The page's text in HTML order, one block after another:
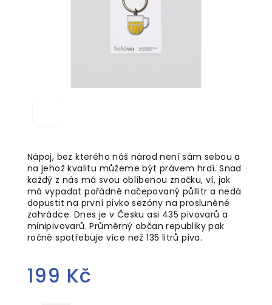
Nápoj, bez kterého náš národ není sám sebou a
na jehož kvalitu můžeme být právem hrdí. Snad
každý z nás má svou oblíbenou značku, ví, jak
má vypadat pořádně načepovaný půllitr a nedá
dopustit na první pivko sezóny na prosluněné
zahrádce. Dnes je v Česku asi 435 pivovarů a
minipivovarů. Průměrný občan republiky pak
ročně spotřebuje více než 135 litrů piva.
199 Kč